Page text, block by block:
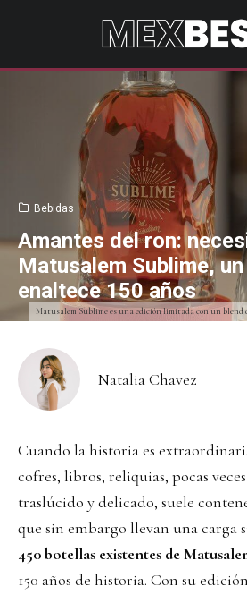
Matusalem Sublime es una edición limitada con un blend
Bebidas
Amantes del ron:
Matusalem Sublime,
enaltece 150 años
Natalia Chavez
Cuando la historia es
cofres, libros, reliquias, pocas
traslúcido y delicado, suele
que sin embargo llevan una carga
450 botellas existentes de
150 años de historia. Con su